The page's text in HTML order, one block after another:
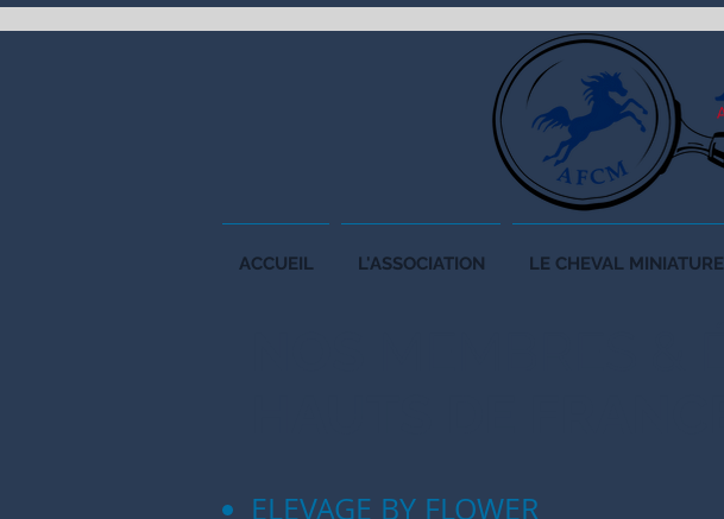
ACCUEIL L'ASSOCIATION LE CHEVAL MINIATURE
ELEVAGE BY FLOWER